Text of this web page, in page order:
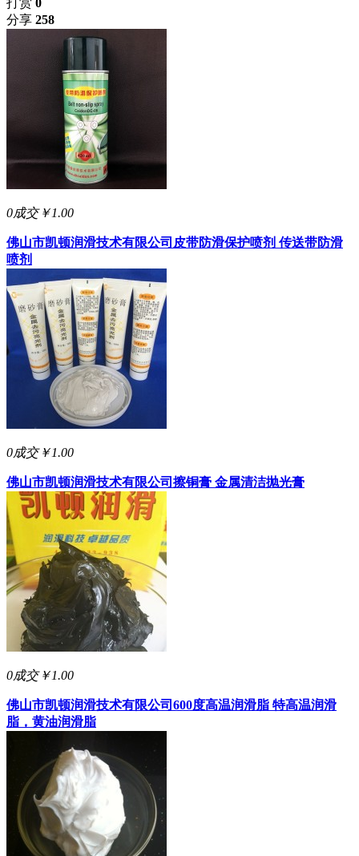
分享 258
0成交￥1.00
佛山市凯顿润滑技术有限公司 皮带防滑保护喷剂 传送带防滑
喷剂
0成交￥1.00
佛山市凯顿润滑技术有限公司 擦铜膏 金属清洁抛光膏
0成交￥1.00
佛山市凯顿润滑技术有限公司 600度高温润滑脂 特高温润滑
脂，黄油润滑脂